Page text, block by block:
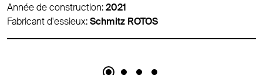
Année de construction:
Fabricant d'essieux: Schmitz ROTOS